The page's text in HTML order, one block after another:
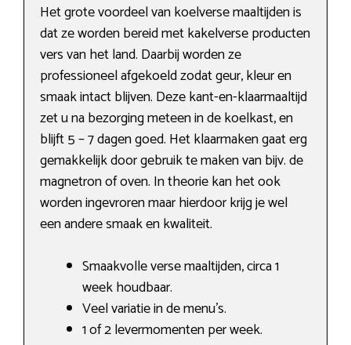
Het grote voordeel van koelverse maaltijden is
dat ze worden bereid met kakelverse producten
vers van het land. Daarbij worden ze
professioneel afgekoeld zodat geur, kleur en
smaak intact blijven. Deze kant-en-klaarmaaltijd
zet u na bezorging meteen in de koelkast, en
blijft 5 – 7 dagen goed. Het klaarmaken gaat erg
gemakkelijk door gebruik te maken van bijv. de
magnetron of oven. In theorie kan het ook
worden ingevroren maar hierdoor krijg je wel
een andere smaak en kwaliteit.
Smaakvolle verse maaltijden, circa 1
week houdbaar.
Veel variatie in de menu’s.
1 of 2 levermomenten per week.